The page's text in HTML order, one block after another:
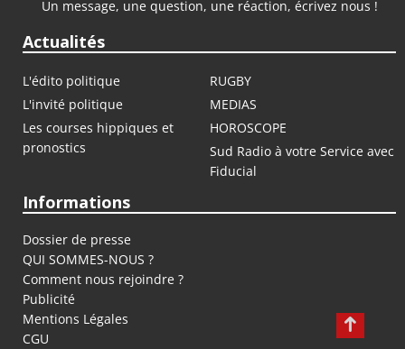
Un message, une question, une réaction, écrivez nous !
Actualités
L'édito politique
RUGBY
L'invité politique
MEDIAS
Les courses hippiques et
pronostics
HOROSCOPE
Sud Radio à votre Service avec
Fiducial
Informations
Dossier de presse
QUI SOMMES-NOUS ?
Comment nous rejoindre ?
Publicité
Mentions Légales
CGU